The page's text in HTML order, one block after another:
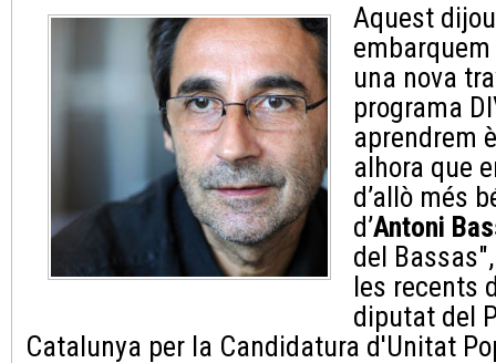
Aquest
una nova
programa
aprendrem
alhora que
d’allò més
d’Antoni
del
les recents
diputat del
Catalunya per la Candidatura d'Unitat